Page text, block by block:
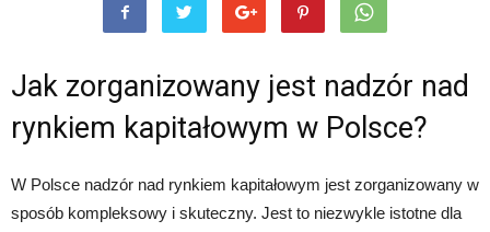
Jak zorganizowany jest nadzór nad
rynkiem kapitałowym w Polsce?
W Polsce nadzór nad rynkiem kapitałowym jest zorganizowany w
sposób kompleksowy i skuteczny. Jest to niezwykle istotne dla